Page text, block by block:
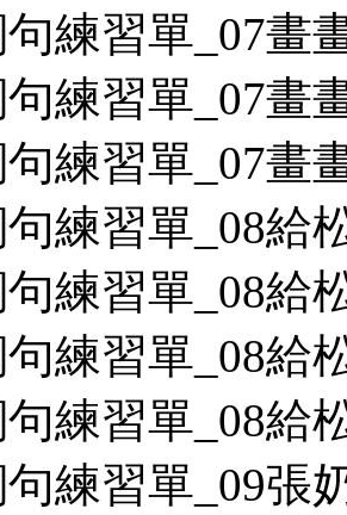
練習單_07畫
練習單_07畫
練習單_07畫
練習單_08給
練習單_08給
練習單_08給
練習單_08給
練習單_09張